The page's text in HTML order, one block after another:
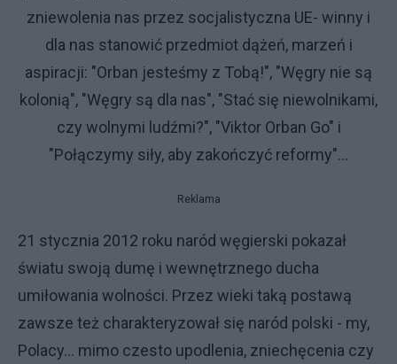
zniewolenia nas przez socjalistyczna UE- winny i
dla nas stanowić przedmiot dążeń, marzeń i
aspiracji: "Orban jesteśmy z Tobą!", "Węgry nie są
kolonią", "Węgry są dla nas", "Stać się niewolnikami,
czy wolnymi ludźmi?", "Viktor Orban Go" i
"Połączymy siły, aby zakończyć reformy"...
Reklama
21 stycznia 2012 roku naród węgierski pokazał
światu swoją dumę i wewnętrznego ducha
umiłowania wolności. Przez wieki taką postawą
zawsze też charakteryzował się naród polski - my,
Polacy... mimo czesto upodlenia, zniechęcenia czy